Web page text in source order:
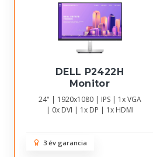
DELL P2422H
Monitor
24" | 1920x1080 | IPS | 1x VGA
| 0x DVI | 1x DP | 1x HDMI
3 év garancia